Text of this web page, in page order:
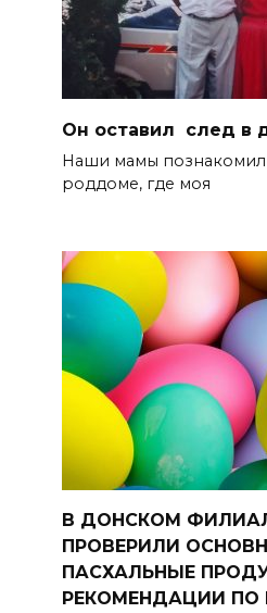
Он оставил след в
Наши мамы
роддоме, где моя
В ДОНСКОМ
ПРОВЕРИЛИ
ПАСХАЛЬНЫЕ
РЕКОМЕНДАЦИИ ПО